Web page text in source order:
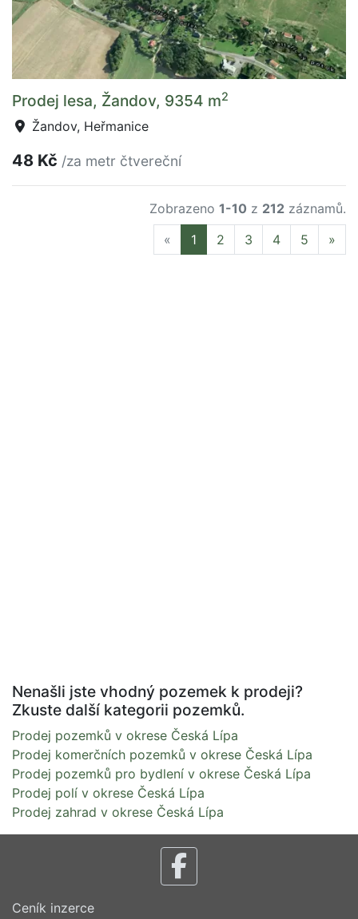
Prodej lesa, Žandov, 9354 m2
Žandov, Heřmanice
48 Kč /za metr čtvereční
Zobrazeno 1-10 z 212 záznamů.
« Previous
1 2 3 4 5 »
Nenašli jste vhodný pozemek k prodeji?
Zkuste další kategorii pozemků.
Prodej pozemků v okrese Česká Lípa
Prodej komerčních pozemků v okrese Česká Lípa
Prodej pozemků pro bydlení v okrese Česká Lípa
Prodej polí v okrese Česká Lípa
Prodej zahrad v okrese Česká Lípa
Ceník inzerce